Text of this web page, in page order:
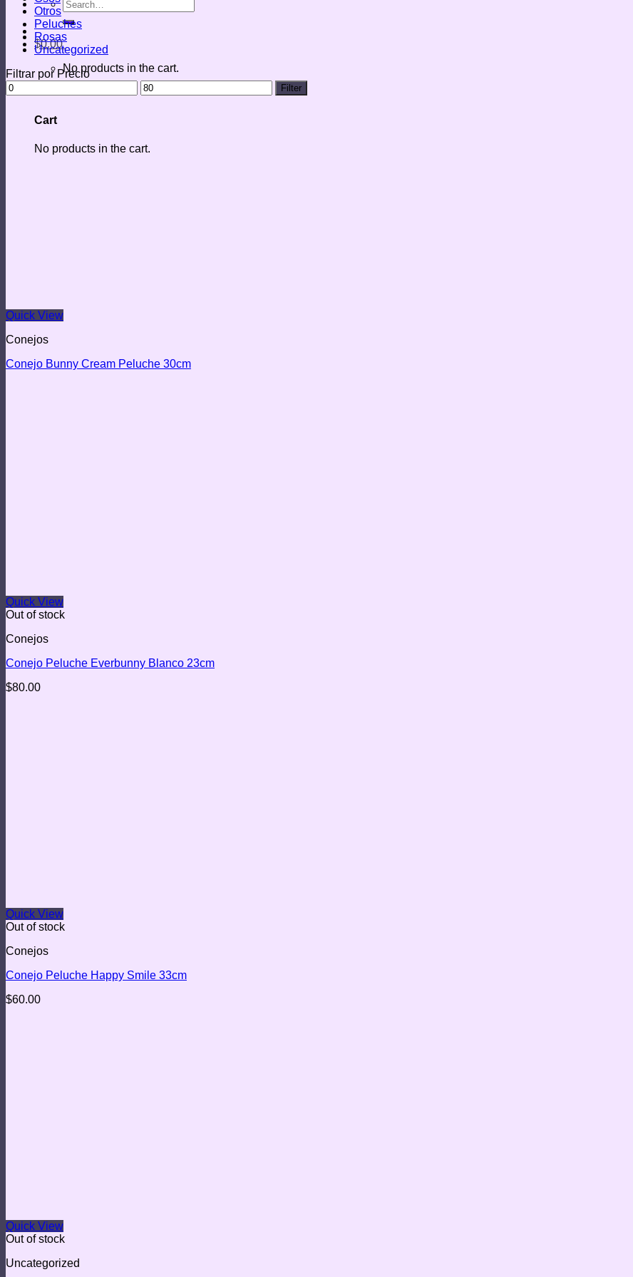
Search
for:
$0.00
No products in the cart.
Cart
No products in the cart.
Otros
Peluches
Rosas
Uncategorized
Filtrar por Precio
Min
price
Max
price
Filter
Quick View
Conejos
Conejo Bunny Cream Peluche 30cm
Quick View
Out of stock
Conejos
Conejo Peluche Everbunny Blanco 23cm
$80.00
Quick View
Out of stock
Conejos
Conejo Peluche Happy Smile 33cm
$60.00
Quick View
Out of stock
Uncategorized